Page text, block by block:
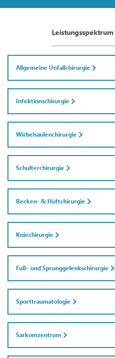
Leistungsspektrum
Allgemeine Unfallchirurgie
Infektionschirurgie
Wirbelsäulenchirurgie
Schulterchirurgie
Becken- & Hüftchirurgie
Kniechirurgie
Fuß- und Sprunggelenkschirurgie
Sporttraumatologie
Sarkomzentrum